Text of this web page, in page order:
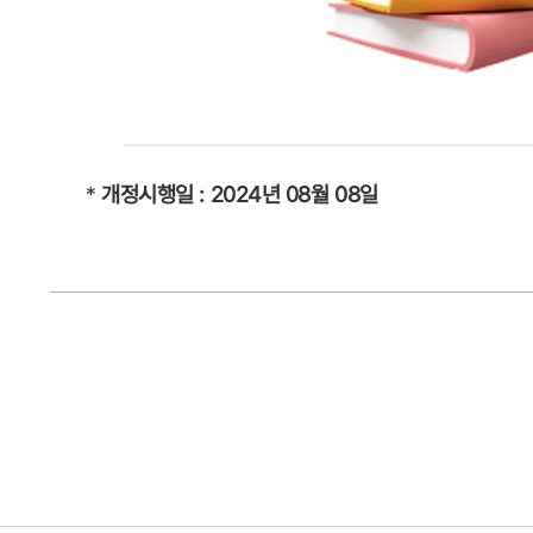
*개정시행일 : 2024년 08월 08일